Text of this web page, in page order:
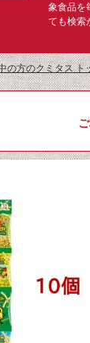
象食品を
ても検索
の方のクミタス ト